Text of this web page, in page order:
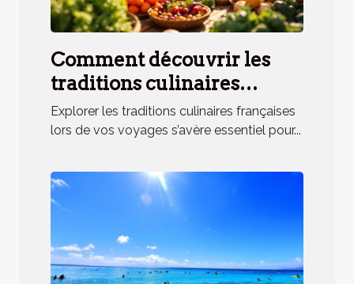
Comment découvrir les
traditions culinaires
françaises lors de vos
voyages ?
Explorer les traditions culinaires françaises
lors de vos voyages s’avère essentiel pour...